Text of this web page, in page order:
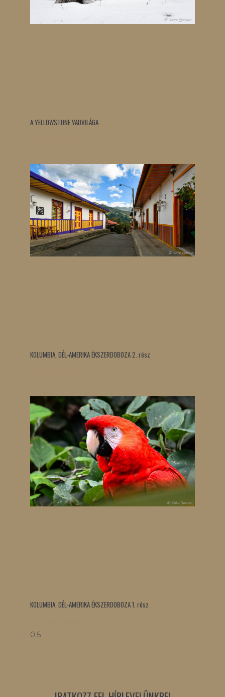
A YELLOWSTONE VADVILÁGA
KOLUMBIA, DÉL-AMERIKA ÉKSZERDOBOZA 2. rész
KOLUMBIA, DÉL-AMERIKA ÉKSZERDOBOZA 1. rész